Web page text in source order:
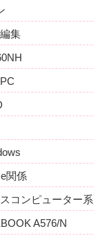
集
関係
コンピューター系
A576/N